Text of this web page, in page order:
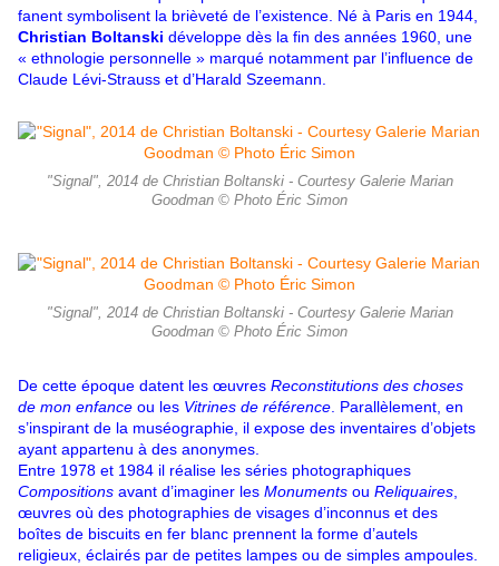
fanent symbolisent la brièveté de l’existence. Né à Paris en 1944,
Christian Boltanski développe dès la fin des années 1960, une
« ethnologie personnelle » marqué notamment par l’influence de
Claude Lévi-Strauss et d’Harald Szeemann.
"Signal", 2014 de Christian Boltanski - Courtesy Galerie Marian
Goodman © Photo Éric Simon
"Signal", 2014 de Christian Boltanski - Courtesy Galerie Marian
Goodman © Photo Éric Simon
De cette époque datent les œuvres Reconstitutions des choses
de mon enfance ou les Vitrines de référence . Parallèlement, en
s’inspirant de la muséographie, il expose des inventaires d’objets
ayant appartenu à des anonymes.
Entre 1978 et 1984 il réalise les séries photographiques
Compositions avant d’imaginer les Monuments ou Reliquaires
œuvres où des photographies de visages d’inconnus et des
boîtes de biscuits en fer blanc prennent la forme d’autels
religieux, éclairés par de petites lampes ou de simples ampoules.